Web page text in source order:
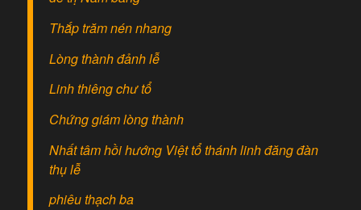
Thắp trăm nén nhang
Lòng thành đảnh lễ
Linh thiêng chư tổ
Chứng giám lòng thành
Nhất tâm hồi hướng Việt tổ thánh linh đăng đàn
thụ lễ
phiêu thạch ba